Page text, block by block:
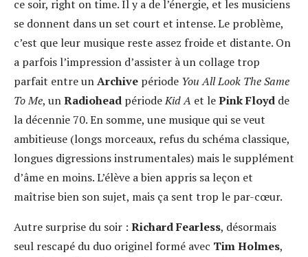
ce soir, right on time. Il y a de l’énergie, et les musiciens
se donnent dans un set court et intense. Le problème,
c’est que leur musique reste assez froide et distante. On
a parfois l’impression d’assister à un collage trop
parfait entre unArchive période You All Look The Same
To Me, unRadiohead périodeKid A et lePink Floyd de
la décennie 70. En somme, une musique qui se veut
ambitieuse (longs morceaux, refus du schéma classique,
longues digressions instrumentales) mais le supplément
d’âme en moins. L’élève a bien appris sa leçon et
maîtrise bien son sujet, mais ça sent trop le par-cœur.
Autre surprise du soir : Richard Fearless, désormais
seul rescapé du duo originel formé avec Tim Holmes,